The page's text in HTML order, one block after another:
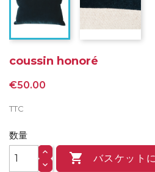
coussin honoré
€50.00
TTC
数量
 バスケット